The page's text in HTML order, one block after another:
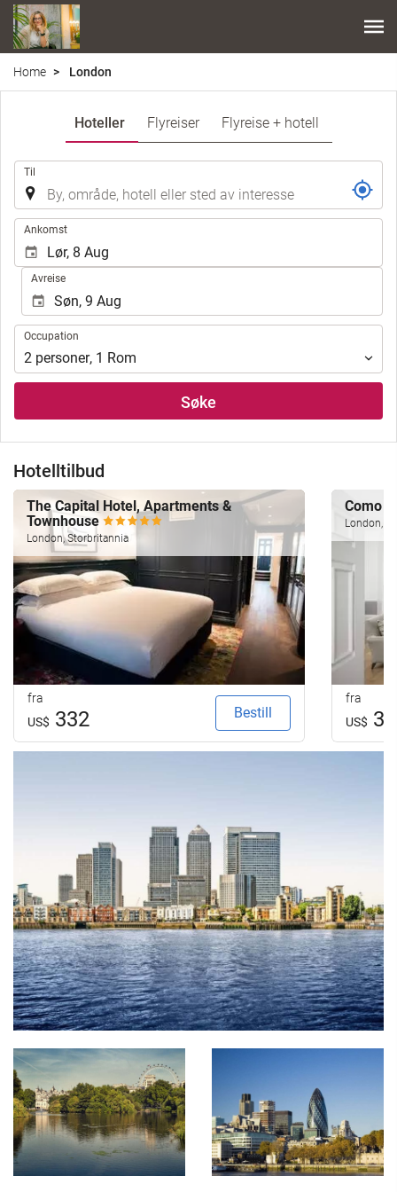
Home London
Hoteller Flyreiser Flyreise + hotell
Til
Ankomst
Avreise
Occupation
Occupation
2 personer, 1 Rom
Søke
Hotelltilbud
The Capital Hotel, Apartments &
Townhouse
London, Storbritannia
fra
US$ 332 Bestill
Como
London,
fra
US$